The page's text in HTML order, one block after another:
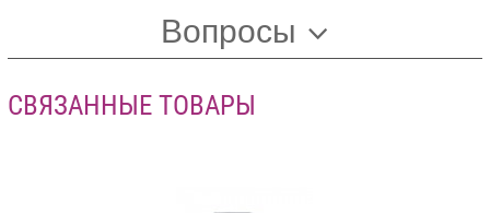
Вопросы
СВЯЗАННЫЕ ТОВАРЫ